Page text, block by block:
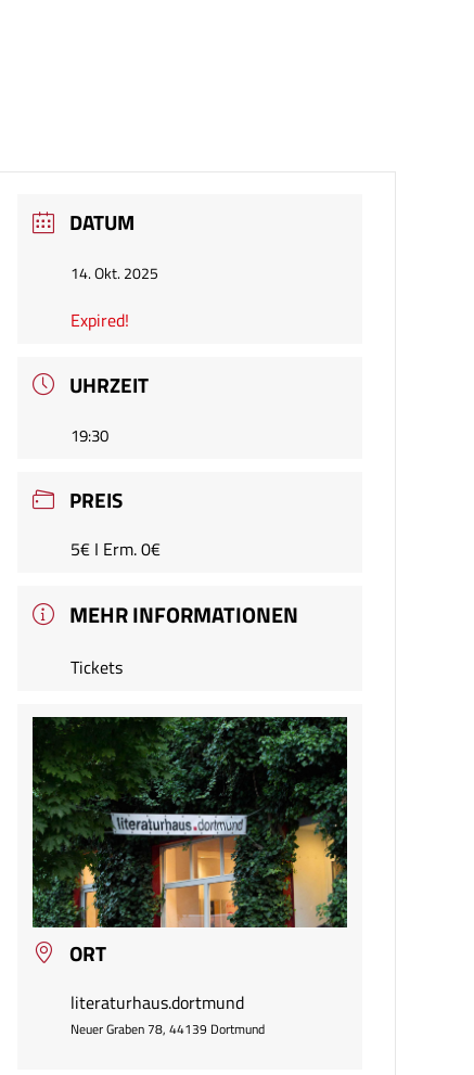
DATUM
14. Okt. 2025
Expired!
UHRZEIT
19:30
PREIS
5€ I Erm. 0€
MEHR INFORMATIONEN
Tickets
ORT
literaturhaus.dortmund
Neuer Graben 78, 44139 Dortmund